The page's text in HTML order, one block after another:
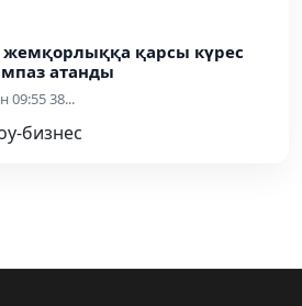
жемқорлыққа қарсы күрес
атанды
09:55 38...
бизнес